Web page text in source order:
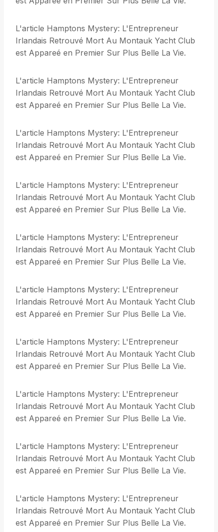
L'article Hamptons Mystery: L'Entrepreneur
Irlandais Retrouvé Mort Au Montauk Yacht Club
est Appareé en Premier Sur Plus Belle La Vie.
L'article Hamptons Mystery: L'Entrepreneur
Irlandais Retrouvé Mort Au Montauk Yacht Club
est Appareé en Premier Sur Plus Belle La Vie.
L'article Hamptons Mystery: L'Entrepreneur
Irlandais Retrouvé Mort Au Montauk Yacht Club
est Appareé en Premier Sur Plus Belle La Vie.
L'article Hamptons Mystery: L'Entrepreneur
Irlandais Retrouvé Mort Au Montauk Yacht Club
est Appareé en Premier Sur Plus Belle La Vie.
L'article Hamptons Mystery: L'Entrepreneur
Irlandais Retrouvé Mort Au Montauk Yacht Club
est Appareé en Premier Sur Plus Belle La Vie.
L'article Hamptons Mystery: L'Entrepreneur
Irlandais Retrouvé Mort Au Montauk Yacht Club
est Appareé en Premier Sur Plus Belle La Vie.
L'article Hamptons Mystery: L'Entrepreneur
Irlandais Retrouvé Mort Au Montauk Yacht Club
est Appareé en Premier Sur Plus Belle La Vie.
L'article Hamptons Mystery: L'Entrepreneur
Irlandais Retrouvé Mort Au Montauk Yacht Club
est Appareé en Premier Sur Plus Belle La Vie.
L'article Hamptons Mystery: L'Entrepreneur
Irlandais Retrouvé Mort Au Montauk Yacht Club
est Appareé en Premier Sur Plus Belle La Vie.
L'article Hamptons Mystery: L'Entrepreneur
Irlandais Retrouvé Mort Au Montauk Yacht Club
est Appareé en Premier Sur Plus Belle La Vie.